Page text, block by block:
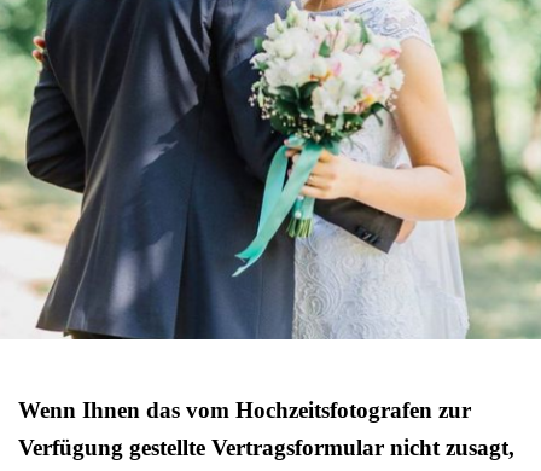
Wenn Ihnen das vom Hochzeitsfotografen zur
Verfügung gestellte Vertragsformular nicht zusagt,